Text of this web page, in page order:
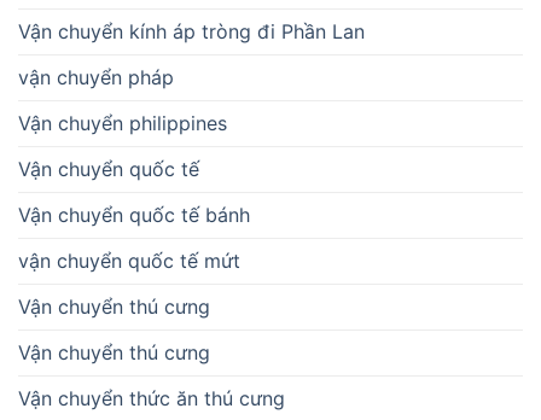
Vận chuyển kính áp tròng đi Phần Lan
vận chuyển pháp
Vận chuyển philippines
Vận chuyển quốc tế
Vận chuyển quốc tế bánh
vận chuyển quốc tế mứt
Vận chuyển thú cưng
Vận chuyển thú cưng
Vận chuyển thức ăn thú cưng